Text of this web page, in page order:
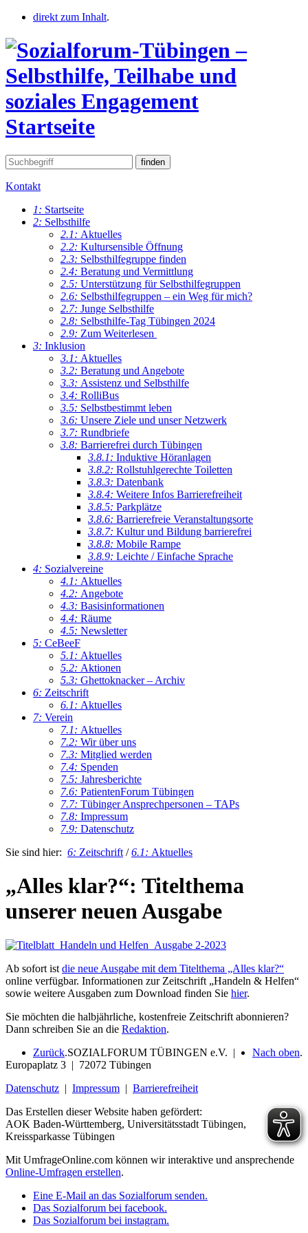
direkt zum Inhalt.
Startseite
Kontakt
1: Startseite
2: Selbsthilfe
2.1: Aktuelles
2.2: Kultursensible Öffnung
2.3: Selbsthilfegruppe finden
2.4: Beratung und Vermittlung
2.5: Unterstützung für Selbsthilfegruppen
2.6: Selbsthilfegruppen – ein Weg für mich?
2.7: Junge Selbsthilfe
2.8: Selbsthilfe-Tag Tübingen 2024
2.9: Zum Weiterlesen
3: Inklusion
3.1: Aktuelles
3.2: Beratung und Angebote
3.3: Assistenz und Selbsthilfe
3.4: RolliBus
3.5: Selbstbestimmt leben
3.6: Unsere Ziele und unser Netzwerk
3.7: Rundbriefe
3.8: Barrierefrei durch Tübingen
3.8.1: Induktive Höranlagen
3.8.2: Rollstuhlgerechte Toiletten
3.8.3: Datenbank
3.8.4: Weitere Infos Barrierefreiheit
3.8.5: Parkplätze
3.8.6: Barrierefreie Veranstaltungsorte
3.8.7: Kultur und Bildung barrierefrei
3.8.8: Mobile Rampe
3.8.9: Leichte / Einfache Sprache
4: Sozialvereine
4.1: Aktuelles
4.2: Angebote
4.3: Basisinformationen
4.4: Räume
4.5: Newsletter
5: CeBeeF
5.1: Aktuelles
5.2: Aktionen
5.3: Ghettoknacker – Archiv
6: Zeitschrift
6.1: Aktuelles
7: Verein
7.1: Aktuelles
7.2: Wir über uns
7.3: Mitglied werden
7.4: Spenden
7.5: Jahresberichte
7.6: PatientenForum Tübingen
7.7: Tübinger Ansprechpersonen – TAPs
7.8: Impressum
7.9: Datenschutz
Sie sind hier: 6: Zeitschrift /6.1: Aktuelles
„Alles klar?“: Titelthema
unserer neuen Ausgabe
Ab sofort ist die neue Ausgabe mit dem Titelthema „Alles klar?“
online verfügbar. Informationen zur Zeitschrift „Handeln & Helfen“
sowie weitere Ausgaben zum Download finden Sie hier.
Sie möchten die halbjährliche, kostenfreie Zeitschrift abonnieren?
Dann schreiben Sie an die Redaktion.
Zurück. Nach oben.
SOZIALFORUM TÜBINGEN e.V. |
Europaplatz 3 | 72072 Tübingen
Datenschutz | Impressum | Barrierefreiheit
Das Erstellen dieser Website haben gefördert:
AOK Baden-Württemberg, Universitätsstadt Tübingen,
Kreissparkasse Tübingen
Mit UmfrageOnline.com können wir interaktive und ansprechende
Online-Umfragen erstellen.
Eine E-Mail an das Sozialforum senden.
Das Sozialforum bei facebook.
Das Sozialforum bei instagram.